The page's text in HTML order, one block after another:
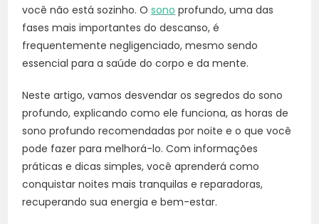
você não está sozinho. Osono profundo, uma das
fases mais importantes do descanso, é
frequentemente negligenciado, mesmo sendo
essencial para a saúde do corpo e da mente.
Neste artigo, vamos desvendar os segredos do sono
profundo, explicando como ele funciona, as horas de
sono profundo recomendadas por noite e o que você
pode fazer para melhorá-lo. Com informações
práticas e dicas simples, você aprenderá como
conquistar noites mais tranquilas e reparadoras,
recuperando sua energia e bem-estar.